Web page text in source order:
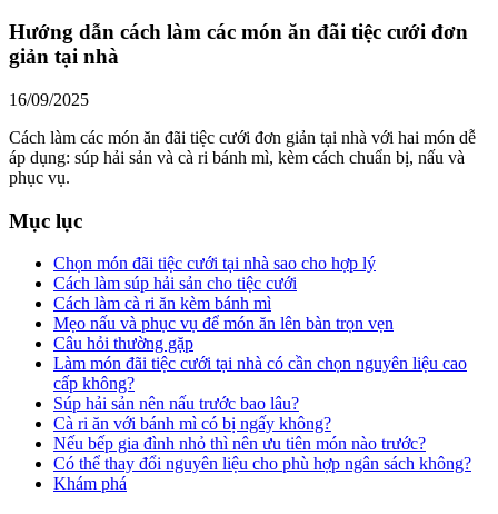
Hướng dẫn cách làm các món ăn đãi tiệc cưới đơn
giản tại nhà
16/09/2025
Cách làm các món ăn đãi tiệc cưới đơn giản tại nhà với hai món dễ
áp dụng: súp hải sản và cà ri bánh mì, kèm cách chuẩn bị, nấu và
phục vụ.
Mục lục
Chọn món đãi tiệc cưới tại nhà sao cho hợp lý
Cách làm súp hải sản cho tiệc cưới
Cách làm cà ri ăn kèm bánh mì
Mẹo nấu và phục vụ để món ăn lên bàn trọn vẹn
Câu hỏi thường gặp
Làm món đãi tiệc cưới tại nhà có cần chọn nguyên liệu cao
cấp không?
Súp hải sản nên nấu trước bao lâu?
Cà ri ăn với bánh mì có bị ngấy không?
Nếu bếp gia đình nhỏ thì nên ưu tiên món nào trước?
Có thể thay đổi nguyên liệu cho phù hợp ngân sách không?
Khám phá